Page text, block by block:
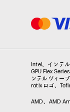
Intel、インテ
GPU Flex
ンテルヴィー
ratix ロゴ、
AMD、AMD